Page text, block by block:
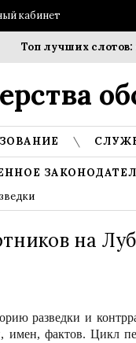
кабинет
Топ лучших слотов:
на
разведки и
имен, фактов. Цикл